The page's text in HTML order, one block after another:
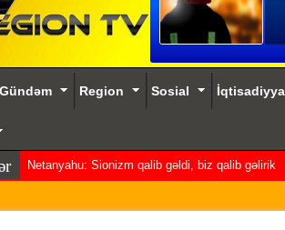
Gündəm Region Sosial
Netanyahu: Sionizm qalib gəldi, biz qalib gəlirik